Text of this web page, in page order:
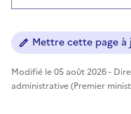
Mettre cette page à
Modifié le 05 août 2026 -
administrative (Premier